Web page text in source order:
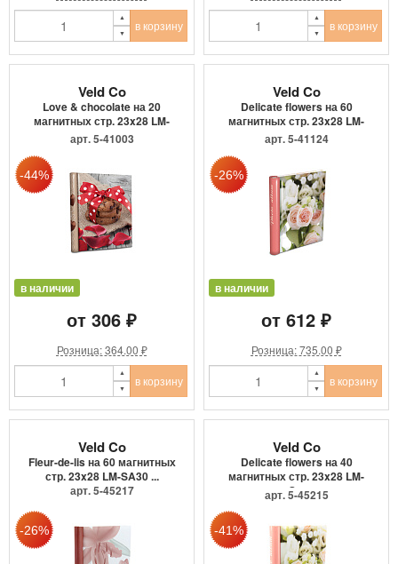
в корзину в корзину
Veld Co
Love & chocolate на 20
магнитных стр. 23x28 LM-
S...
арт. 5-41003
в наличии
от 306 ₽
Розница: 364.00 ₽
в корзину
Veld Co
Delicate flowers на 60
магнитных стр. 23x28 LM-
S...
арт. 5-41124
в наличии
от 612 ₽
Розница: 735.00 ₽
в корзину
Veld Co
Fleur-de-lis на 60 магнитных
стр. 23x28 LM-SA30 ...
арт. 5-45217
Veld Co
Delicate flowers на 40
магнитных стр. 23x28 LM-
S...
арт. 5-45215